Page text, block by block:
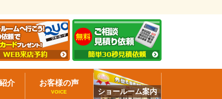
介 お客様の声
VOICE ショールーム案内